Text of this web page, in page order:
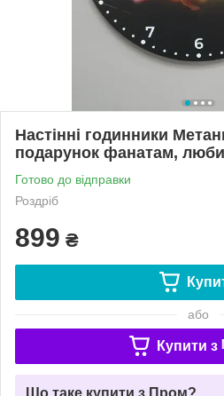
Настінні годинники
подарунок фанатам,
Готово до відправки
Роздріб
899 ₴
або
Купити з
Що таке купити з Пром?